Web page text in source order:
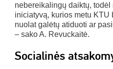
nebereikalingų daiktų,
iniciatyvą, kurios metu
nuolat galėtų atiduoti ar
– sako A. Revuckaitė.
Socialinės